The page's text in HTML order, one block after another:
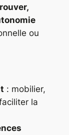
ou
: mobilier,
la